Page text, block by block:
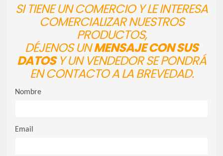
SI TIENE UN COMERCIO Y LE INTERESA
COMERCIALIZAR NUESTROS
PRODUCTOS,
DÉJENOS UNMENSAJE CON SUS
DATOSY UN VENDEDOR SE PONDRÁ
EN CONTACTO A LA BREVEDAD.
Nombre
Email